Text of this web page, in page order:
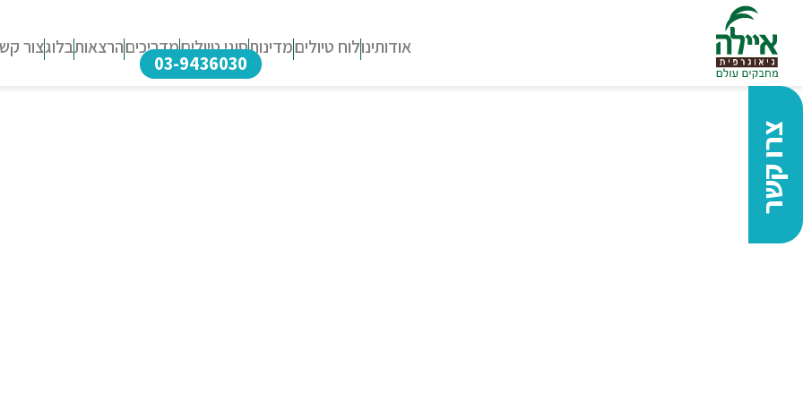
אודותינולוח טיוליםמדינותסוגי טיוליםמדריכיםהרצאותבלוגצור
03-9436030
צרו קשר